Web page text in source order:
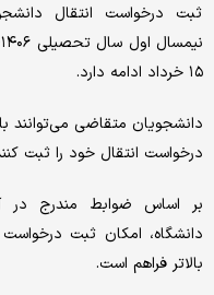
ثبت درخواست انتقال
۱۵ خرداد ادامه دارد.
دانشجویان متقاضی می‌توانند
درخواست انتقال خود را ثبت
بر اساس ضوابط مندرج در
دانشگاه، امکان ثبت
بالاتر فراهم است.